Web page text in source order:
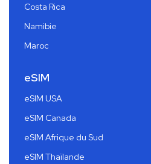
Costa Rica
Namibie
Maroc
eSIM
eSIM USA
eSIM Canada
eSIM Afrique du Sud
eSIM Thaïlande